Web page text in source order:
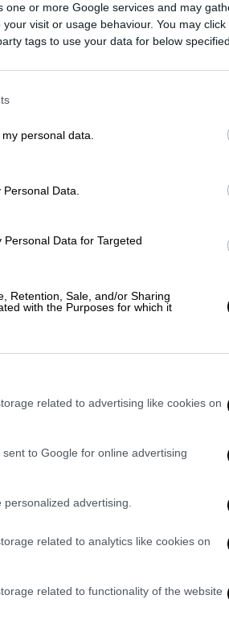
one or more Google services and may
visit or usage behaviour. You may
tags to use your data for below
personal data.
Data.
Data for Targeted
Retention, Sale, and/or Sharing
with the Purposes for which it
related to advertising like cookies on
to Google for online advertising
advertising.
related to analytics like cookies on
related to functionality of the website
ο αντεισαγγελέας του
τη δικογραφία,
εκφράζοντας την
οι νόμιμες
για
η εκτίμηση ότι η
που ορίζει μεταξύ
ισόβιας κάθειρξης
έτη»
στον οποίο βασίστηκε
τον
και 25 χρόνια
διδακτορικόκατά τη
του εισαγγελέα
της απόφασης